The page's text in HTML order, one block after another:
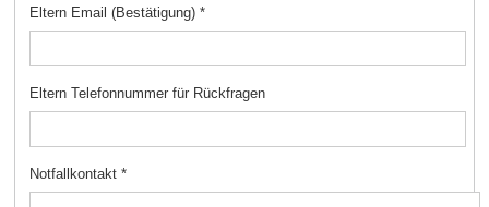
Eltern Email (Bestätigung) *
Eltern Telefonnummer für Rückfragen
Notfallkontakt *